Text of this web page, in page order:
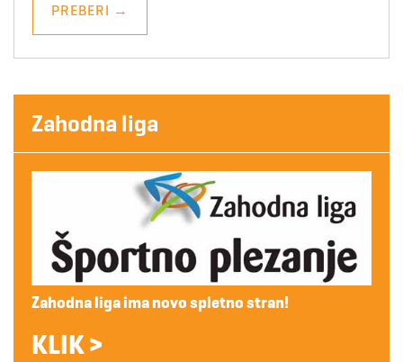
PREBERI →
Zahodna liga
Zahodna liga ima novo spletno stran!
KLIK >